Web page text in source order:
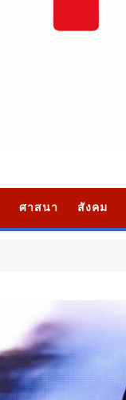
ศาสนา สังคม